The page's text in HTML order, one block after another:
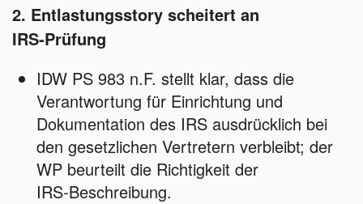
2. Entlastungsstory scheitert an
IRS‑Prüfung
IDW PS 983 n.F. stellt klar, dass die
Verantwortung für Einrichtung und
Dokumentation des IRS ausdrücklich bei
den gesetzlichen Vertretern verbleibt; der
WP beurteilt die Richtigkeit der
IRS‑Beschreibung.